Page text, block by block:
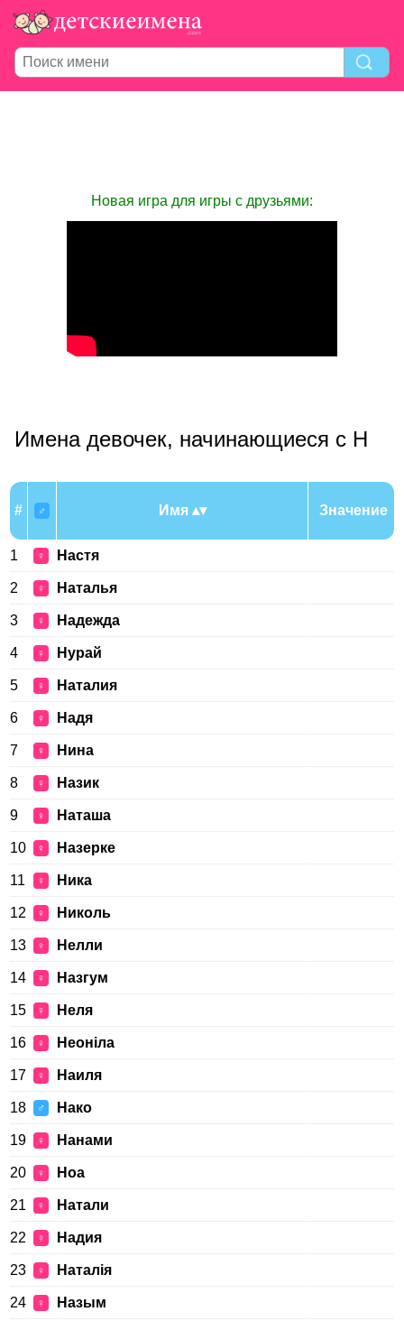
Новая игра для игры с друзьями:
Имена девочек, начинающиеся с Н
# ♂ Имя Значение
1 ♀ Настя
2 ♀ Наталья
3 ♀ Надежда
4 ♀ Нурай
5 ♀ Наталия
6 ♀ Надя
7 ♀ Нина
8 ♀ Назик
9 ♀ Наташа
10 ♀ Назерке
11 ♀ Ника
12 ♀ Николь
13 ♀ Нелли
14 ♀ Назгум
15 ♀ Неля
16 ♀ Неоніла
17 ♀ Наиля
18 ♂ Нако
19 ♀ Нанами
20 ♀ Ноа
21 ♀ Натали
22 ♀ Надия
23 ♀ Наталія
24 ♀ Назым